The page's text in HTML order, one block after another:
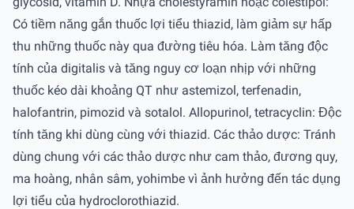
Có tiềm năng gắn thuốc lợi tiểu thiazid, làm giảm sự hấp
thu những thuốc này qua đường tiêu hóa. Làm tăng độc
tính của digitalis và tăng nguy cơ loạn nhịp với những
thuốc kéo dài khoảng QT như astemizol, terfenadin,
halofantrin, pimozid và sotalol. Allopurinol, tetracyclin: Độc
tính tăng khi dùng cùng với thiazid. Các thảo dược: Tránh
dùng chung với các thảo dược như cam thảo, đương quy,
ma hoàng, nhân sâm, yohimbe vì ảnh hưởng đến tác dụng
lợi tiểu của hydroclorothiazid.